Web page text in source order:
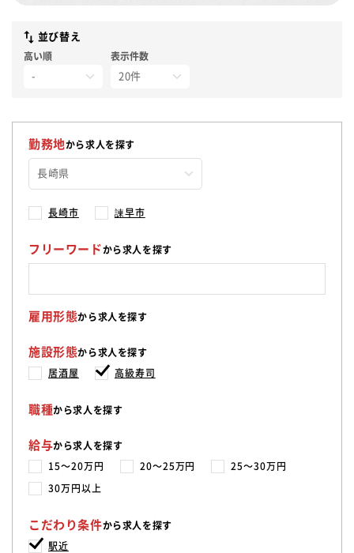
並び替え
高い順 表示件数
勤務地から求人を探す
長崎市 諫早市
フリーワードから求人を探す
雇用形態から求人を探す
施設形態から求人を探す
居酒屋 高級寿司
職種から求人を探す
給与から求人を探す
15〜20万円 20〜25万円 25〜30万円
30万円以上
こだわり条件から求人を探す
駅近